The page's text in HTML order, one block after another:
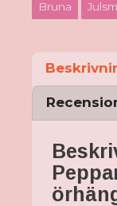
Bruna